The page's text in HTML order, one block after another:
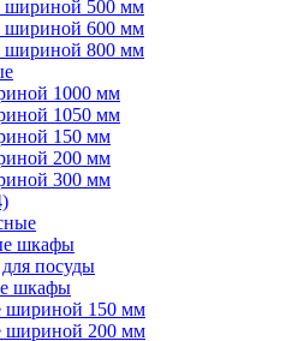
шириной 500 мм
шириной 600 мм
шириной 800 мм
1000 мм
1050 мм
150 мм
200 мм
300 мм
шкафы
посуды
шкафы
150 мм
200 мм